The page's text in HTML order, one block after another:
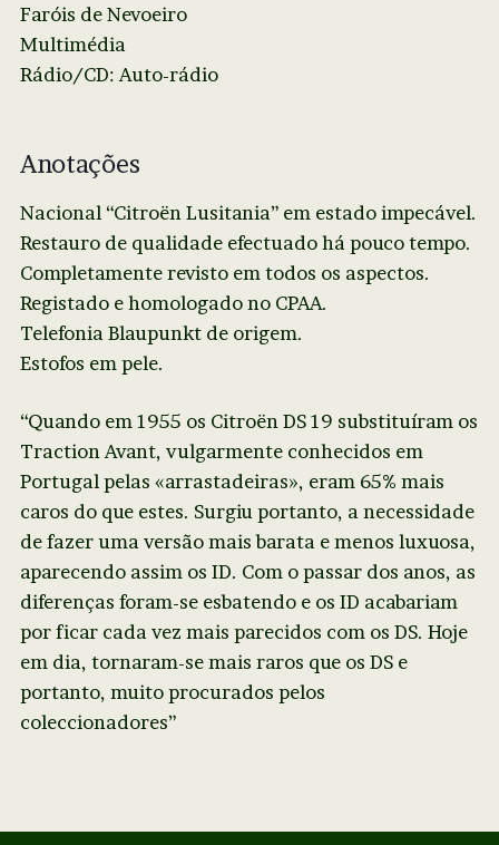
Faróis de Nevoeiro
Multimédia
Rádio/CD: Auto-rádio
Anotações
Nacional “Citroën Lusitania” em estado impecável.
Restauro de qualidade efectuado há pouco tempo.
Completamente revisto em todos os aspectos.
Registado e homologado no CPAA.
Telefonia Blaupunkt de origem.
Estofos em pele.
“Quando em 1955 os Citroën DS 19 substituíram os
Traction Avant, vulgarmente conhecidos em
Portugal pelas «arrastadeiras», eram 65% mais
caros do que estes. Surgiu portanto, a necessidade
de fazer uma versão mais barata e menos luxuosa,
aparecendo assim os ID. Com o passar dos anos, as
diferenças foram-se esbatendo e os ID acabariam
por ficar cada vez mais parecidos com os DS. Hoje
em dia, tornaram-se mais raros que os DS e
portanto, muito procurados pelos
coleccionadores”